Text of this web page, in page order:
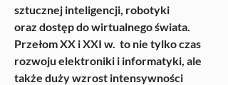
sztucznej inteligencji, robotyki
oraz dostęp do wirtualnego świata.
Przełom XX i XXI w.  to nie tylko czas
rozwoju elektroniki i informatyki, ale
także duży wzrost intensywności